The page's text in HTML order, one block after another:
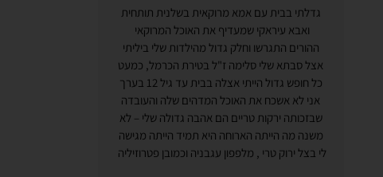
גדלתי בבית עם אמא מרוקאית בשלנית תותחית
ואבא עיראקי שמעדיף את האוכל המרוקאי
ההורים התגרשו וחלק גדול מהילדות שלי ביליתי
אצל סבתא שלי סלימה ז"ל בטירת הכרמל, כמעט
כל חופש גדול הייתי אצלה בבית עד גיל 12 בערך
אני לא אשכח את האוכל המדהים שלה והעובדה
שבזכותה ירקות טריים הם אהבה גדולה שלי – לא
משנה מה הייתה הארוחה היא תמיד הייתה מגישה
לי בצל ירוק טרי , מלפפון עגבניה וכמובן פטרוזיליה